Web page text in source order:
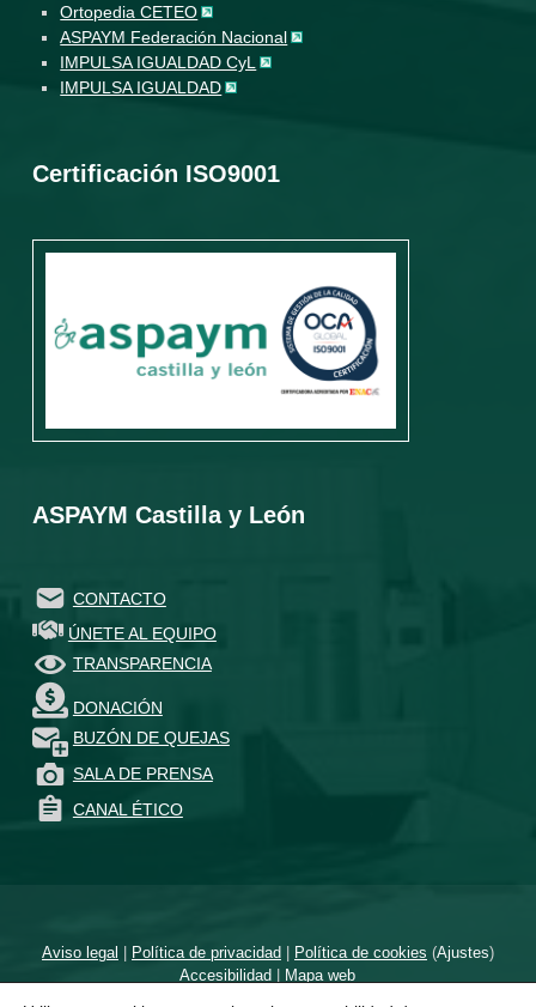
Ortopedia CETEO
ASPAYM Federación Nacional
IMPULSA IGUALDAD CyL
IMPULSA IGUALDAD
Certificación ISO9001
ASPAYM Castilla y León
CONTACTO
ÚNETE AL EQUIPO
TRANSPARENCIA
DONACIÓN
BUZÓN DE QUEJAS
SALA DE PRENSA
CANAL ÉTICO
Aviso legal | Política de privacidad| Política de cookies (Ajustes)
Accesibilidad | Mapa web